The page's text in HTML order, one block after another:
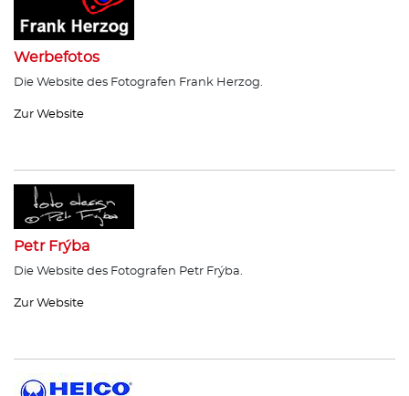
Werbefotos
Die Website des Fotografen Frank Herzog.
Zur Website
Petr Frýba
Die Website des Fotografen Petr Frýba.
Zur Website